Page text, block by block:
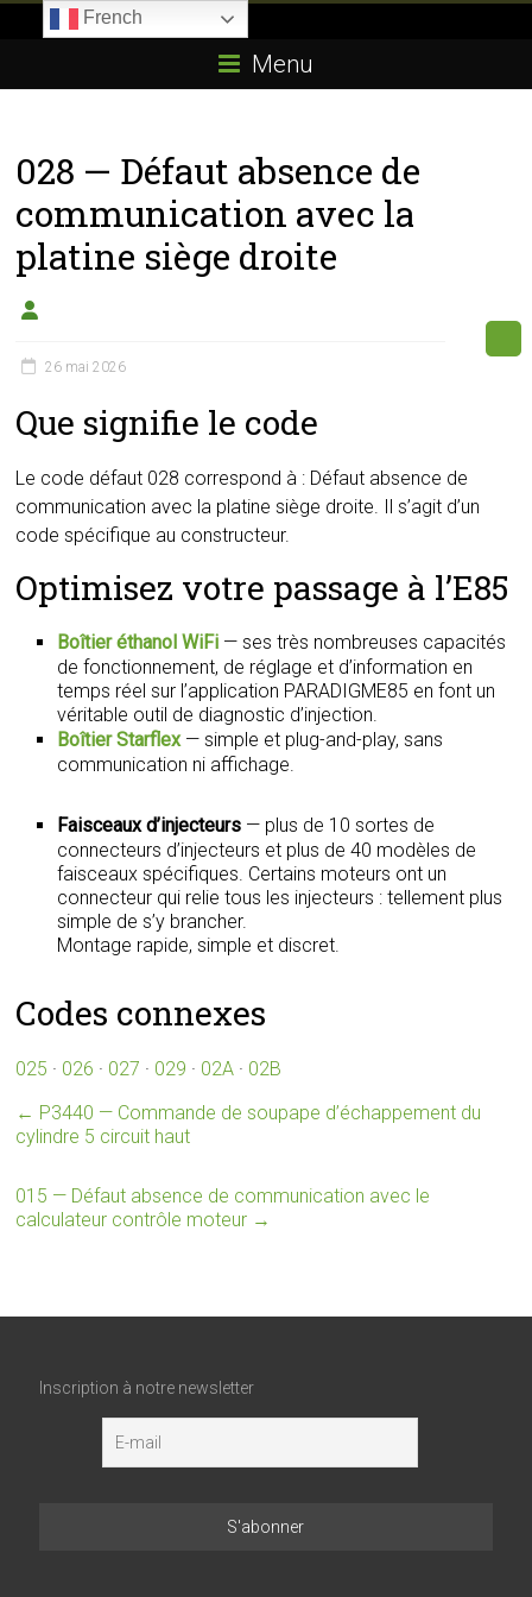
E85.com
passion
boîtier
éthanol
Menu
028 — Défaut absence de
communication avec la
platine siège droite
26 mai 2026
Que signifie le code
Le code défaut 028 correspond à : Défaut absence de
communication avec la platine siège droite. Il s’agit d’un
code spécifique au constructeur.
Optimisez votre passage à l’E85
Boîtier éthanol WiFi — ses très nombreuses capacités
de fonctionnement, de réglage et d’information en
temps réel sur l’application PARADIGME85 en font un
véritable outil de diagnostic d’injection.
Boîtier Starflex— simple et plug-and-play, sans
communication ni affichage.
Faisceaux d’injecteurs — plus de 10 sortes de
connecteurs d’injecteurs et plus de 40 modèles de
faisceaux spécifiques. Certains moteurs ont un
connecteur qui relie tous les injecteurs : tellement plus
simple de s’y brancher.
Montage rapide, simple et discret.
Codes connexes
025 · 026 · 027 · 029 · 02A · 02B
← P3440 — Commande de soupape d’échappement du
cylindre 5 circuit haut
015 — Défaut absence de communication avec le
calculateur contrôle moteur →
Inscription à notre newsletter
French